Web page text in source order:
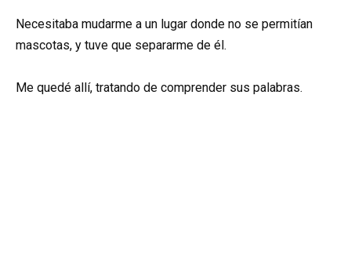
Necesitaba mudarme a un lugar donde no se permitían
mascotas, y tuve que separarme de él.
Me quedé allí, tratando de comprender sus palabras.